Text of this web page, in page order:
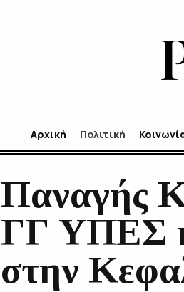
Αρχική Πολιτική
Παναγής
ΓΓ ΥΠΕΣ
στην